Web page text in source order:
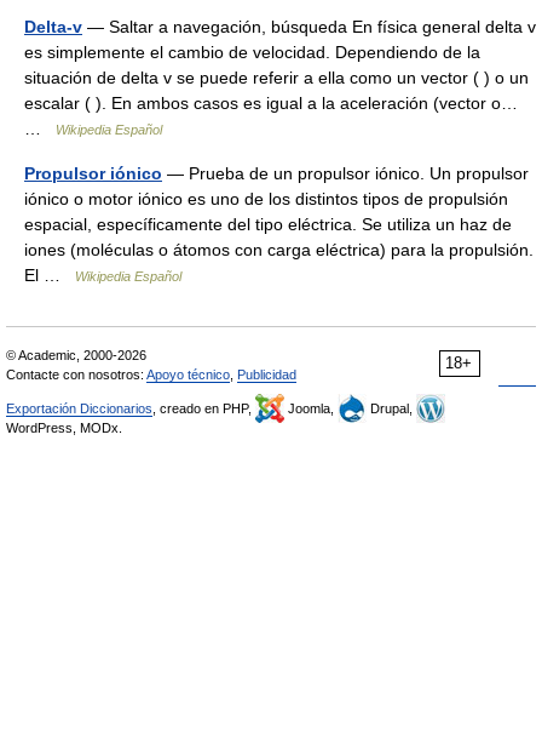
Delta-v — Saltar a navegación, búsqueda En física general delta v
es simplemente el cambio de velocidad. Dependiendo de la
situación de delta v se puede referir a ella como un vector ( ) o un
escalar ( ). En ambos casos es igual a la aceleración (vector o…
Wikipedia Español
Propulsor iónico — Prueba de un propulsor iónico. Un propulsor
iónico o motor iónico es uno de los distintos tipos de propulsión
espacial, específicamente del tipo eléctrica. Se utiliza un haz de
iones (moléculas o átomos con carga eléctrica) para la propulsión.
El …
Wikipedia Español
18+
© Academic, 2000-2026
Contacte con nosotros: Apoyo técnico Publicidad
Exportación Diccionarios , creado en PHP, Joomla,
Drupal,
WordPress, MODx.